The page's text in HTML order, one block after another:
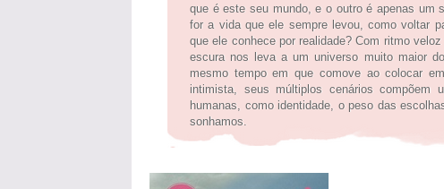
que é este seu mundo, e o outro é apenas um
for a vida que ele sempre levou, como voltar
que ele conhece por realidade? Com ritmo
escura nos leva a um universo muito maior
mesmo tempo em que comove ao colocar
intimista, seus múltiplos cenários compõem
humanas, como identidade, o peso das
sonhamos.